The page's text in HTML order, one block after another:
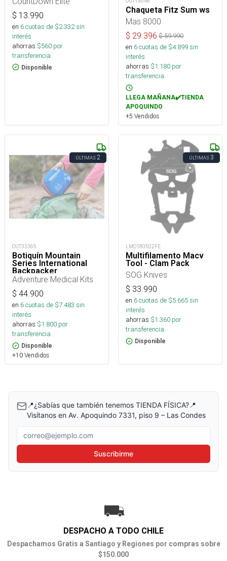
$ 13.990
en 6cuotas de $2.332sin
interés
ahorras $560 por
transferencia.
Disponible
Chaqueta Fitz Sum ws
Mas 8000
$ 29.396 $59.990
en 6cuotas de $4.899sin
interés
ahorras $1.180 por
transferencia.
LLEGA MAÑANA✔️TIENDA
APOQUINDO
+5 Vendidos
ÚLTIMAS2
OUT33365
Botiquín Mountain
Series International
Backpacker
Adventure Medical Kits
$ 44.900
en 6cuotas de $7.483 sin
interés
ahorras $1.800 por
transferencia.
Disponible
+10 Vendidos
ÚLTIMAS3
LMO180502FE
Multifilamento Macv
Tool - Clam Pack
SOG Knives
$ 33.990
en 6cuotas de $5.665sin
interés
ahorras $1.360 por
transferencia.
Disponible
📍¿Sabías que también tenemos TIENDA FÍSICA?📍
Visítanos en Av. Apoquindo 7331, piso 9 – Las Condes
Correo electrónico
Suscribirme
DESPACHO A TODO CHILE
Despachamos Gratis a Santiago y Regiones por compras sobre
$150.000